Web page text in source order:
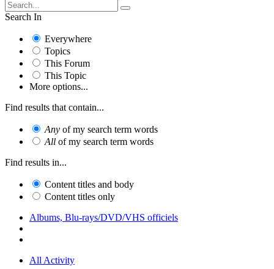
Search In
Everywhere
Topics
This Forum
This Topic
More options...
Find results that contain...
Any of my search term words
All of my search term words
Find results in...
Content titles and body
Content titles only
Albums, Blu-rays/DVD/VHS officiels
All Activity